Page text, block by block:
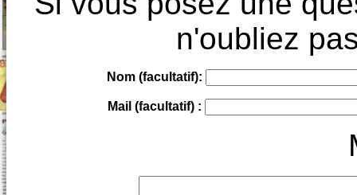
n'oubliez
Nom (facultatif):
Mail (facultatif) :